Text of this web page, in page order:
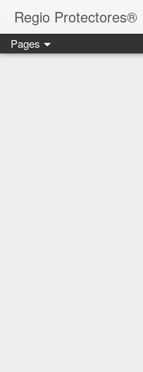
Regio Protectores®
Pages